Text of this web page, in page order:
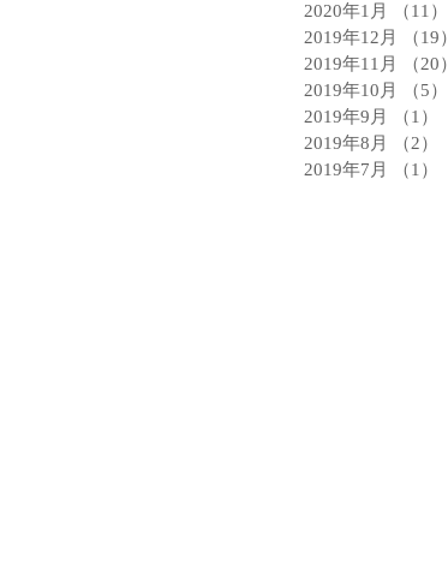
2020年1月
（11）
2019年12月
（19
2019年11月
（20
2019年10月
（5）
2019年9月
（1）
2019年8月
（2）
2019年7月
（1）